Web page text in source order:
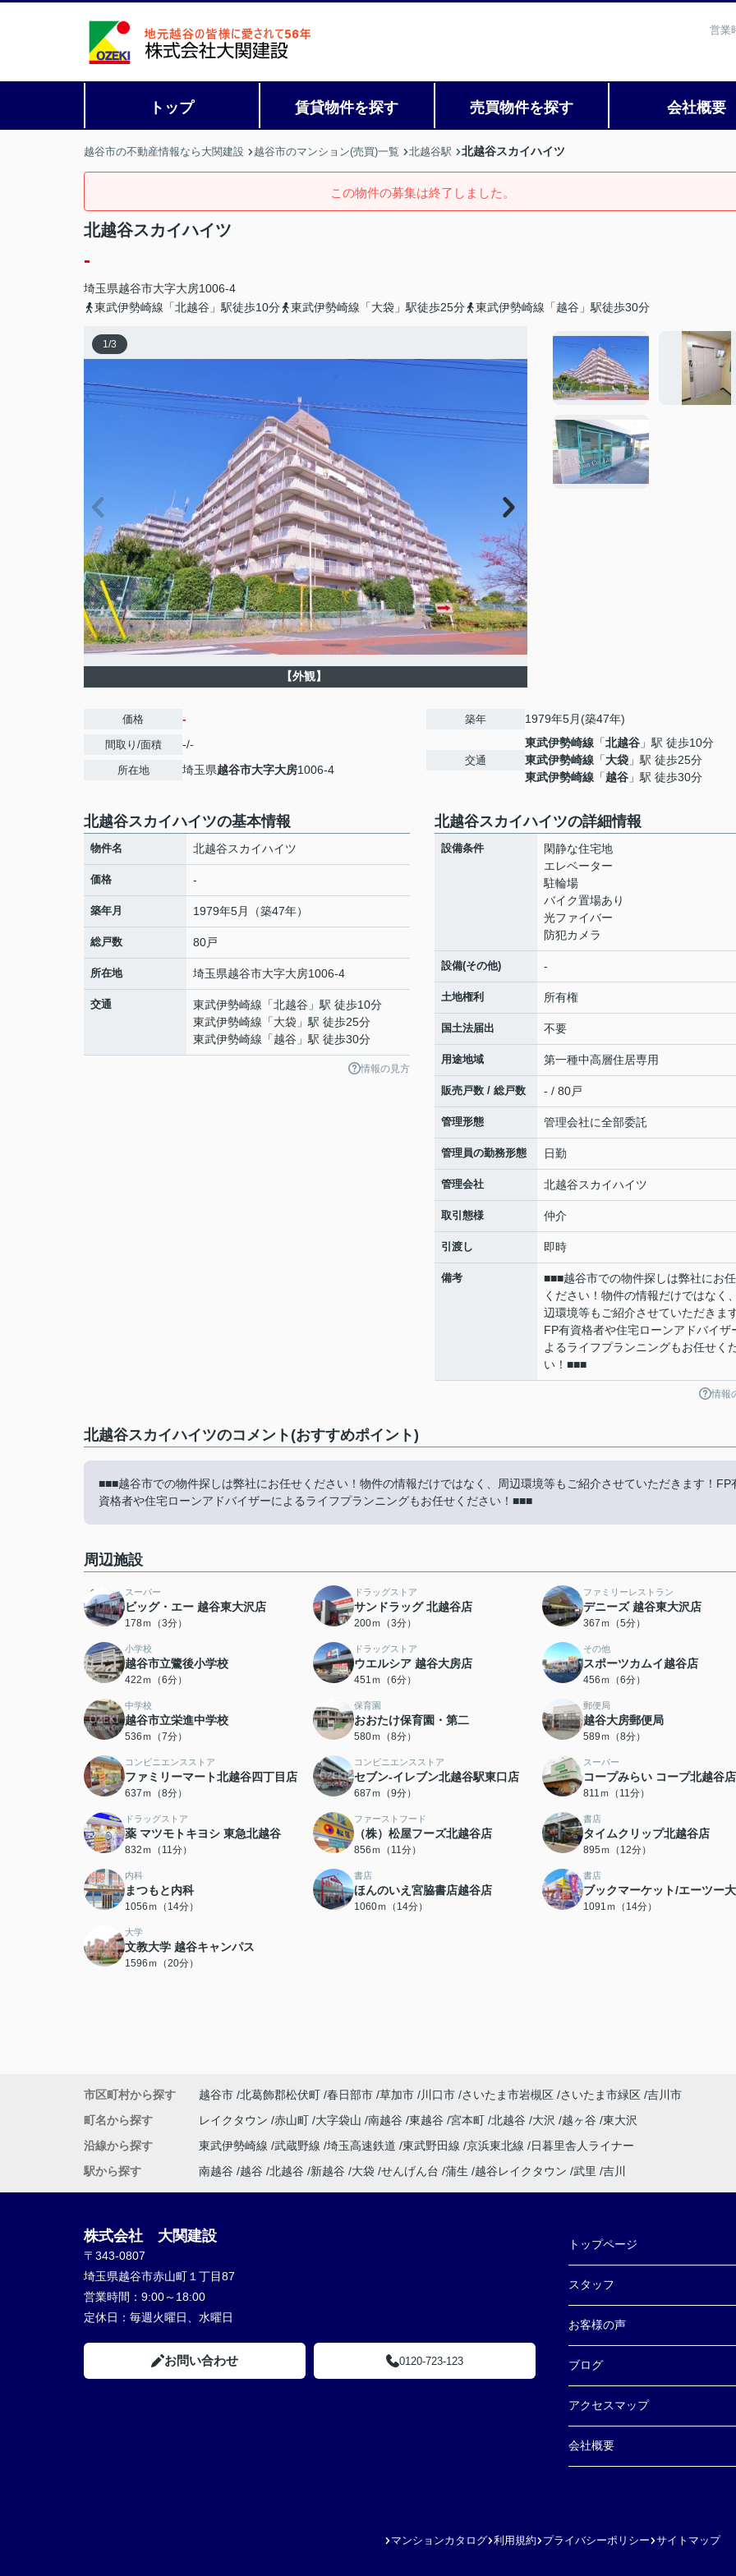
営業
トップ 賃貸物件を探す 売買物件を探す 会社概要
越谷市の不動産情報なら大関建設 越谷市のマンション(売買)一覧 北越谷駅 北越谷スカイハイツ
この物件の募集は終了しました。
北越谷スカイハイツ
-
埼玉県越谷市大字大房1006-4
東武伊勢崎線「北越谷」駅徒歩10分
東武伊勢崎線「大袋」駅徒歩25分 東武伊勢崎線「越谷」駅徒歩30分
1/3
【外観】
価格 -
間取り/面積 -/-
所在地 埼玉県越谷市大字大房1006-4
築年 1979年5月(築47年)
交通
東武伊勢崎線 「北越谷 」駅 徒歩10分
東武伊勢崎線 「大袋 」駅 徒歩25分
東武伊勢崎線 「越谷 」駅 徒歩30分
北越谷スカイハイツの基本情報
物件名 北越谷スカイハイツ
価格 -
築年月 1979年5月（築47年）
総戸数 80戸
所在地 埼玉県越谷市大字大房1006-4
交通 東武伊勢崎線 「北越谷 」駅 徒歩10分
東武伊勢崎線 「大袋 」駅 徒歩25分
東武伊勢崎線 「越谷 」駅 徒歩30分
情報の見方
北越谷スカイハイツの詳細情報
設備条件
閑静な住宅地
エレベーター
駐輪場
バイク置場あり
光ファイバー
防犯カメラ
設備(その他) -
土地権利 所有権
国土法届出 不要
用途地域 第一種中高層住居専用
販売戸数 / 総戸数 - / 80戸
管理形態 管理会社に全部委託
管理員の勤務形態 日勤
管理会社 北越谷スカイハイツ
取引態様 仲介
引渡し 即時
備考
■■■越谷市での物件探しは弊社にお
ください！物件の情報だけではなく
辺環境等もご紹介させていただきま
FP有資格者や住宅ローンアドバイザ
よるライフプランニングもお任せく
い！■■■
情報
北越谷スカイハイツのコメント(おすすめポイント)
■■■越谷市での物件探しは弊社にお任せください！物件の情報だけではなく、周辺環境等もご紹介させていただきます！FP
資格者や住宅ローンアドバイザーによるライフプランニングもお任せください！■■■
周辺施設
スーパー
ビッグ・エー 越谷東大沢店
178ｍ（3分）
ドラッグストア
サンドラッグ 北越谷店
200ｍ（3分）
ファミリーレストラン
デニーズ 越谷東大沢店
367ｍ（5分）
小学校
越谷市立鷺後小学校
422ｍ（6分）
ドラッグストア
ウエルシア 越谷大房店
451ｍ（6分）
その他
スポーツカムイ越谷店
456ｍ（6分）
中学校
越谷市立栄進中学校
536ｍ（7分）
保育園
おおたけ保育園・第二
580ｍ（8分）
郵便局
越谷大房郵便局
589ｍ（8分）
コンビニエンスストア
ファミリーマート北越谷四丁目店
637ｍ（8分）
コンビニエンスストア
セブン-イレブン北越谷駅東口店
687ｍ（9分）
スーパー
コープみらい コープ北越谷店
811ｍ（11分）
ドラッグストア
薬 マツモトキヨシ 東急北越谷
832ｍ（11分）
ファーストフード
（株）松屋フーズ北越谷店
856ｍ（11分）
書店
タイムクリップ北越谷店
895ｍ（12分）
内科
まつもと内科
1056ｍ（14分）
書店
ほんのいえ宮脇書店越谷店
1060ｍ（14分）
書店
ブックマーケット/エーツー
1091ｍ（14分）
大学
文教大学 越谷キャンパス
1596ｍ（20分）
市区町村から探す 越谷市 北葛飾郡松伏町 春日部市 草加市 川口市 さいたま市岩槻区 さいたま市緑区 吉川市
町名から探す
レイクタウン 赤山町 大字袋山 南越谷 東越谷 宮本町 北越谷 大沢 越ヶ谷 東大沢
沿線から探す
東武伊勢崎線 武蔵野線 埼玉高速鉄道 東武野田線 京浜東北線
日暮里舎人ライナー
駅から探す
南越谷 越谷 北越谷 新越谷 大袋 せんげん台 蒲生 越谷レイクタウン 武里 吉川
株式会社 大関建設
〒343-0807
埼玉県越谷市赤山町１丁目87
営業時間： 9:00～18:00
定休日： 毎週火曜日、水曜日
お問い合わせ 0120-723-123
トップページ
スタッフ
お客様の声
ブログ
アクセスマップ
会社概要
マンションカタログ 利用規約 プライバシーポリシー サイトマップ